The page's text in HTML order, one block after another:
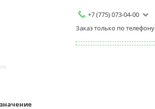
+7 (775) 073-04-00
Заказ только по телефону